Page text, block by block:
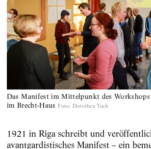
Das Manifest im Mittelpunkt des
im Brecht-Haus Foto: Dorothea Tuch
1921 in Riga schreibt und
avantgardistisches Manifest – ein